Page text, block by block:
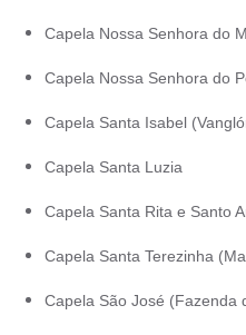
Capela Nossa Senhora do
Capela Nossa Senhora do
Capela Santa Isabel
Capela Santa Luzia
Capela Santa Rita e Santo
Capela Santa Terezinha
Capela São José (Fazenda